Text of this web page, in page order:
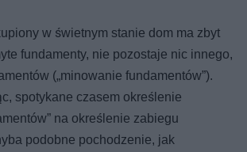
w świetnym stanie dom ma zbyt
fundamenty, nie pozostaje nic innego,
(„minowanie fundamentów”).
spotykane czasem określenie
na określenie zabiegu
podobne pochodzenie, jak